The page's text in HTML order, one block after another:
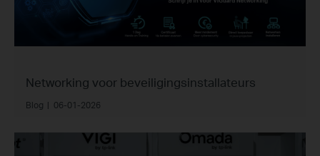
Networking voor beveiligingsinstallateurs
Blog | 06-01-2026